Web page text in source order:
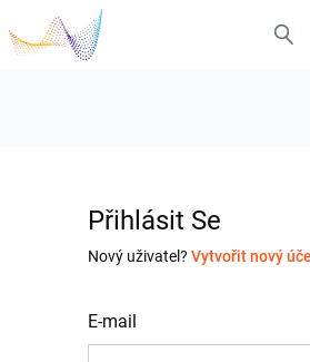
Přihlásit Se
Nový uživatel? Vytvořit nový
E-mail